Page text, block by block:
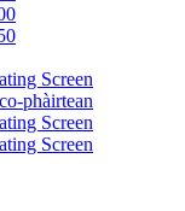
Screen
phàirtean
Screen
Screen